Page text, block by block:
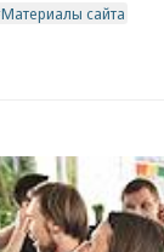
Материалы сайта